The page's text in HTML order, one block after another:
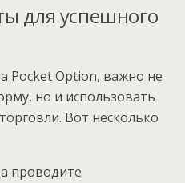
для успешного
Pocket Option, важно не
но и использовать
Вот несколько
проводите